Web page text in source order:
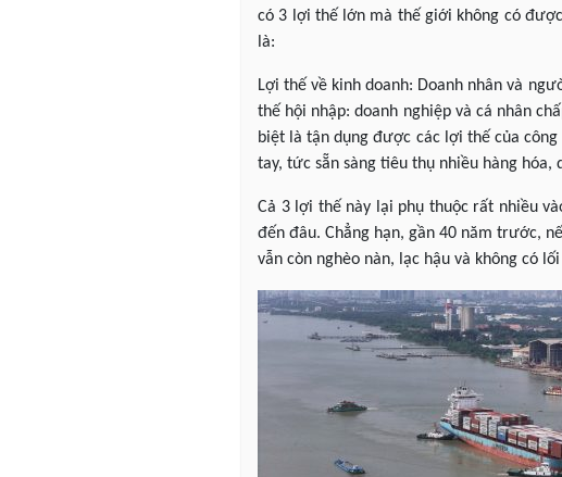
có 3 lợi thế lớn mà thế giới không có
là:
Lợi thế về kinh doanh: Doanh nhân và
thế hội nhập: doanh nghiệp và cá nhân
biệt là tận dụng được các lợi thế của
tay, tức sẵn sàng tiêu thụ nhiều hàng
Cả 3 lợi thế này lại phụ thuộc rất nhiều
đến đâu. Chẳng hạn, gần 40 năm trước,
vẫn còn nghèo nàn, lạc hậu và không có